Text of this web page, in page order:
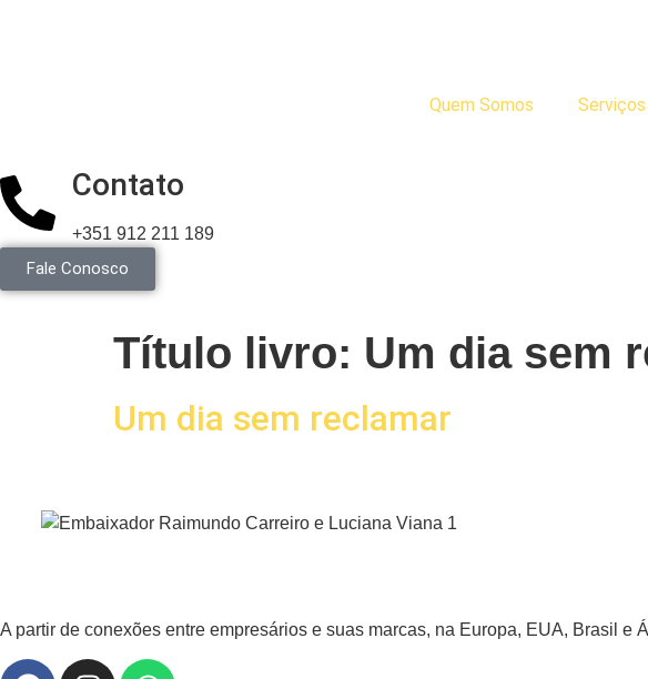
Quem Somos Serviços
Contato
+351 912 211 189
Fale Conosco
Título livro: Um dia sem
Um dia sem reclamar
A partir de conexões entre empresários e suas marcas, na Europa, EUA, Brasil e